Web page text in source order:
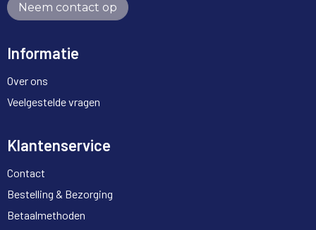
Neem contact op
Informatie
Over ons
Veelgestelde vragen
Klantenservice
Contact
Bestelling & Bezorging
Betaalmethoden